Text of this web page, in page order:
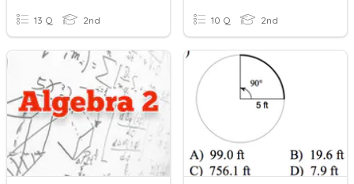
13 Q 2nd 10 Q 2nd